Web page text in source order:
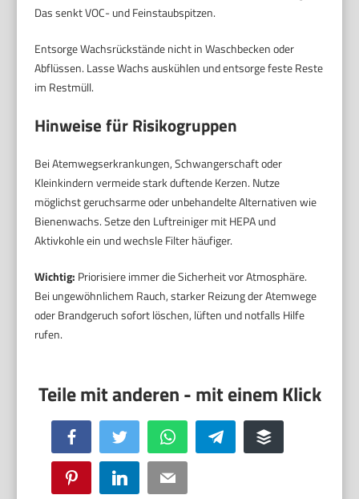
Das senkt VOC- und Feinstaubspitzen.
Entsorge Wachsrückstände nicht in Waschbecken oder
Abflüssen. Lasse Wachs auskühlen und entsorge feste Reste
im Restmüll.
Hinweise für Risikogruppen
Bei Atemwegserkrankungen, Schwangerschaft oder
Kleinkindern vermeide stark duftende Kerzen. Nutze
möglichst geruchsarme oder unbehandelte Alternativen wie
Bienenwachs. Setze den Luftreiniger mit HEPA und
Aktivkohle ein und wechsle Filter häufiger.
Wichtig: Priorisiere immer die Sicherheit vor Atmosphäre.
Bei ungewöhnlichem Rauch, starker Reizung der Atemwege
oder Brandgeruch sofort löschen, lüften und notfalls Hilfe
rufen.
Facebook Twitter WhatsApp Telegram Buffer
Pinterest LinkedIn Email